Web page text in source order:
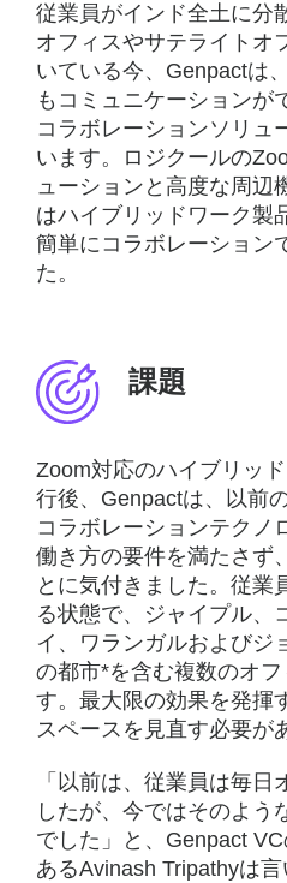
従業員がインド全土に分
オフィスやサテライトオ
いている今、Genpactは
もコミュニケーションが
コラボレーションソリュ
います。ロジクールの
ューションと高度な周辺
はハイブリッドワーク製
簡単にコラボレーション
た。
課題
Zoom対応のハイブリッ
行後、Genpactは、以前
コラボレーションテクノ
働き方の要件を満たさず
とに気付きました。従業
る状態で、ジャイプル、
イ、ワランガルおよびジ
の都市*を含む複数のオ
す。最大限の効果を発揮
スペースを見直す必要が
「以前は、従業員は毎日
したが、今ではそのよう
でした」と、Genpact
あるAvinash Tripathyは